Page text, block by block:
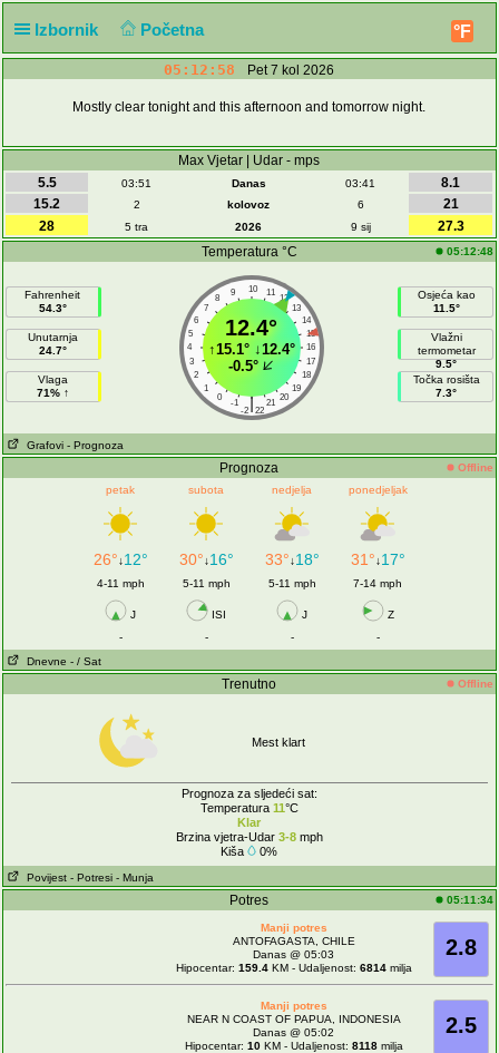
Izbornik Početna °F
05:12:58 Pet 7 kol 2026
Mostly clear tonight and this afternoon and tomorrow night.
Max Vjetar | Udar - mps
5.5
03:51 Danas 03:41
8.1
15.2
2 kolovoz 6
21
28
5 tra 2026 9 sij
27.3
Temperatura °C
05:12:48
Fahrenheit
54.3°
Unutarnja
24.7°
Vlaga
71% ↑
10
9 11
8
12
7
13
6
14
5
15
4
16
3
17
2
18
1
19
0
20
-1 21
|
-2 22
12.4°
↑15.1°↓12.4°
-0.5°
Osjeća kao
11.5°
Vlažni
termometar
9.5°
Točka rosišta
7.3°
Grafovi - Prognoza
Prognoza
Offline
petak
subota nedjelja ponedjeljak
26°↓12° 30°↓16° 33°↓18° 31°↓17°
4-11 mph 5-11 mph 5-11 mph 7-14 mph
J ISI J
Z
-
- -
-
Dnevne - / Sat
Trenutno Offline
Mest klart
Prognoza za sljedeći sat:
Temperatura 11°C
Klar
Brzina vjetra-Udar 3-8mph
Kiša
0%
Povijest - Potresi - Munja
Potres 05:11:34
2.8
Manji potres
ANTOFAGASTA, CHILE
Danas @ 05:03
Hipocentar: 159.4KM - Udaljenost: 6814milja
2.5
Manji potres
NEAR N COAST OF PAPUA, INDONESIA
Danas @ 05:02
Hipocentar: 10KM - Udaljenost: 8118milja